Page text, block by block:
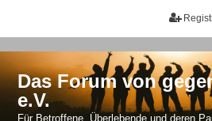
Das Forum von
e.V.
Für Betroffene, Überlebende und deren